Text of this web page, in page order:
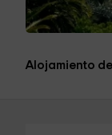
Alojamiento